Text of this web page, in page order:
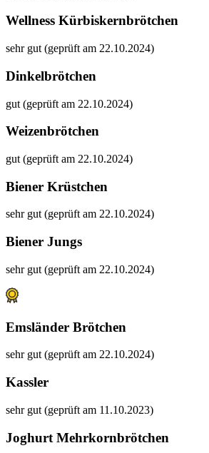
Wellness Kürbiskernbrötchen
sehr gut (geprüft am 22.10.2024)
Dinkelbrötchen
gut (geprüft am 22.10.2024)
Weizenbrötchen
gut (geprüft am 22.10.2024)
Biener Krüstchen
sehr gut (geprüft am 22.10.2024)
Biener Jungs
sehr gut (geprüft am 22.10.2024)
Emsländer Brötchen
sehr gut (geprüft am 22.10.2024)
Kassler
sehr gut (geprüft am 11.10.2023)
Joghurt Mehrkornbrötchen